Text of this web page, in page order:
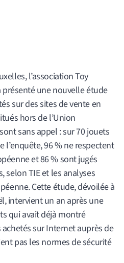
l’association Toy
présenté une nouvelle étude
sur des sites de vente en
hors de l’Union
sans appel : sur 70 jouets
l’enquête, 96 % ne respectent
et 86 % sont jugés
selon TIE et les analyses
Cette étude, dévoilée à
intervient un an après une
qui avait déjà montré
achetés sur Internet auprès de
pas les normes de sécurité